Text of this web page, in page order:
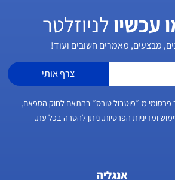
עכשיולניוזלטר
מבצעים, מאמרים חשובים ועוד!
פרסומי מ-״פוטבול טורס״ בהתאם לחוק הספאם,
ומדיניות הפרטיות. ניתן להסרה בכל עת.
צרף אותי
אנגליה